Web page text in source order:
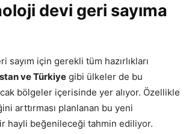
devi geri sayıma
sayım için gerekli tüm hazırlıkları
ve Türkiye gibi ülkeler de bu
bölgeler içerisinde yer alıyor. Özellikle
arttırması planlanan bu yeni
hayli beğenileceği tahmin ediliyor.